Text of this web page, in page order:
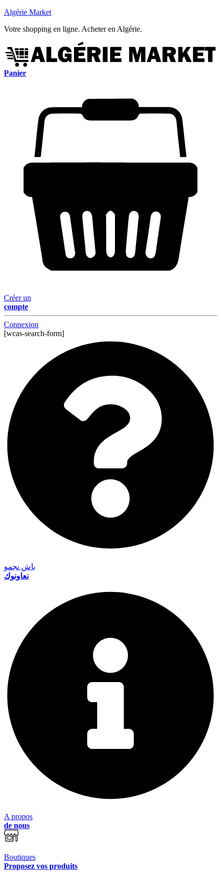
Algérie Market
Votre shopping en ligne. Acheter en Algérie.
Panier
Créer un
compte
Connexion
[wcas-search-form]
باش نجمو
نعاونوك
A propos
de nous
Boutiques
Proposez vos produits